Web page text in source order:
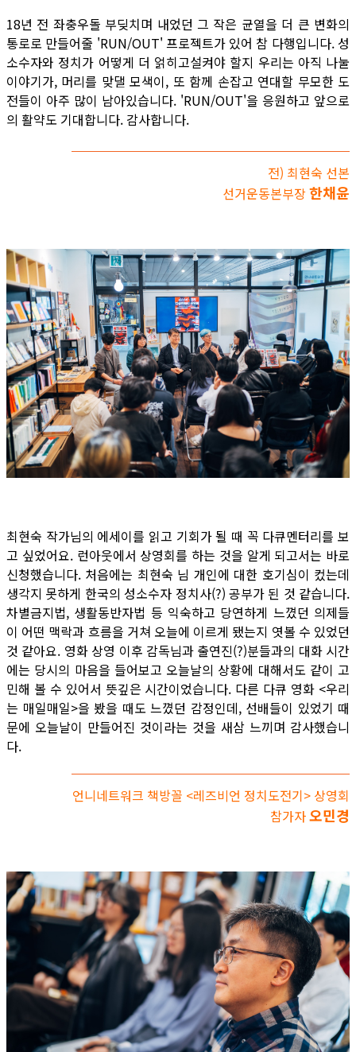
18년 전 좌충우돌 부딪치며 내었던 그 작은 균열을 더 큰 변화의
통로로 만들어줄 'RUN/OUT' 프로젝트가 있어 참 다행입니다. 성
소수자와 정치가 어떻게 더 얽히고설켜야 할지 우리는 아직 나눌
이야기가, 머리를 맞댈 모색이, 또 함께 손잡고 연대할 무모한 도
전들이 아주 많이 남아있습니다. 'RUN/OUT'을 응원하고 앞으로
의 활약도 기대합니다. 감사합니다.
전) 최현숙 선본
선거운동본부장한채윤
최현숙 작가님의 에세이를 읽고 기회가 될 때 꼭 다큐멘터리를 보
고 싶었어요. 런아웃에서 상영회를 하는 것을 알게 되고서는 바로
신청했습니다. 처음에는 최현숙 님 개인에 대한 호기심이 컸는데
생각지 못하게 한국의 성소수자 정치사(?) 공부가 된 것 같습니다.
차별금지법, 생활동반자법 등 익숙하고 당연하게 느꼈던 의제들
이 어떤 맥락과 흐름을 거쳐 오늘에 이르게 됐는지 엿볼 수 있었던
것 같아요. 영화 상영 이후 감독님과 출연진(?)분들과의 대화 시간
에는 당시의 마음을 들어보고 오늘날의 상황에 대해서도 같이 고
민해 볼 수 있어서 뜻깊은 시간이었습니다. 다른 다큐 영화 <우리
는 매일매일>을 봤을 때도 느꼈던 감정인데, 선배들이 있었기 때
문에 오늘날이 만들어진 것이라는 것을 새삼 느끼며 감사했습니
다.
언니네트워크 책방꼴 <레즈비언 정치도전기> 상영회
참가자오민경